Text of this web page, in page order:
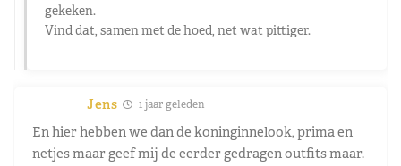
gekeken.
Vind dat, samen met de hoed, net wat pittiger.
Jens 1 jaar geleden
En hier hebben we dan de koninginnelook, prima en
netjes maar geef mij de eerder gedragen outfits maar.